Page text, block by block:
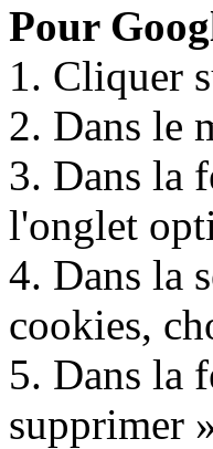
Pour
1. Cliquer
2. Dans le
3. Dans la
l'onglet
4. Dans la
cookies,
5. Dans la
supprimer